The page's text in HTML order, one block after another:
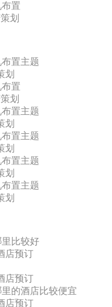
置
划
置主题
划
置
划
置主题
划
置主题
划
置主题
划
置主题
划
比较好
店预订
店预订
的酒店比较便宜
店预订